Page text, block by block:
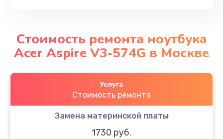
Стоимость ремонта ноутбука
Acer Aspire V3-574G в Москве
Услуга
Стоимость ремонта
Замена материнской платы
1730 руб.